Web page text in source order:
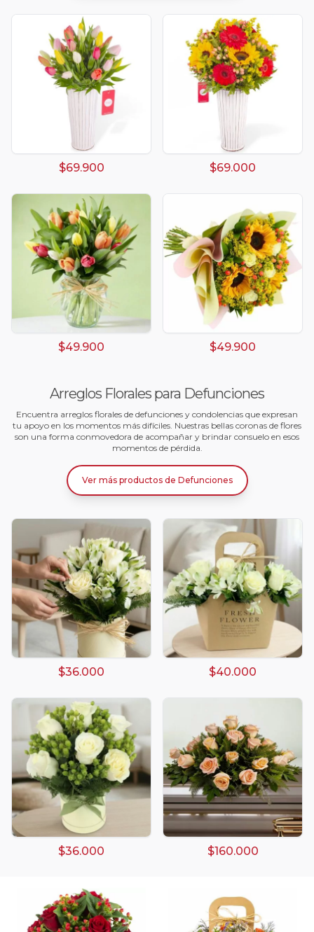
$69.900 $69.000
$49.900 $49.900
Arreglos Florales para Defunciones
Encuentra arreglos florales de defunciones y condolencias que expresan
tu apoyo en los momentos más difíciles. Nuestras bellas coronas de flores
son una forma conmovedora de acompañar y brindar consuelo en esos
momentos de pérdida.
Ver más productos de Defunciones
$36.000 $40.000
$36.000 $160.000
Arreglos damasco
Arreglos de Globos
Arreglos Florales
Arreglos florales amarillos
Arreglos florales de color rojo
Arreglos Florales en Florero